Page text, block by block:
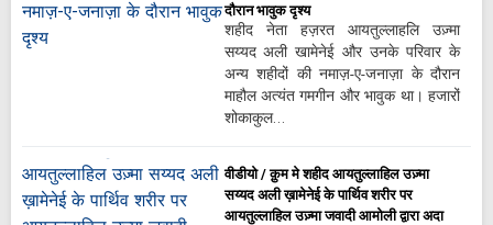
दौरान भावुक दृश्य
शहीद नेता हज़रत आयतुल्लाहलि उज़्मा
सय्यद अली खामेनेई और उनके परिवार के
अन्य शहीदों की नमाज़-ए-जनाज़ा के दौरान
माहौल अत्यंत गमगीन और भावुक था। हजारों
शोकाकुल…
वीडीयो / क़ुम मे शहीद आयतुल्लाहिल उज़्मा
सय्यद अली ख़ामेनेई के पार्थिव शरीर पर
आयतुल्लाहिल उज़्मा जवादी आमोली द्वारा अदा